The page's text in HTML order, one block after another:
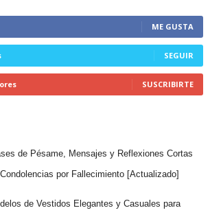
ME GUSTA
SEGUIR
SUSCRIBIRTE
de Pésame, Mensajes y Reflexiones Cortas
por Fallecimiento [Actualizado]
de Vestidos Elegantes y Casuales para